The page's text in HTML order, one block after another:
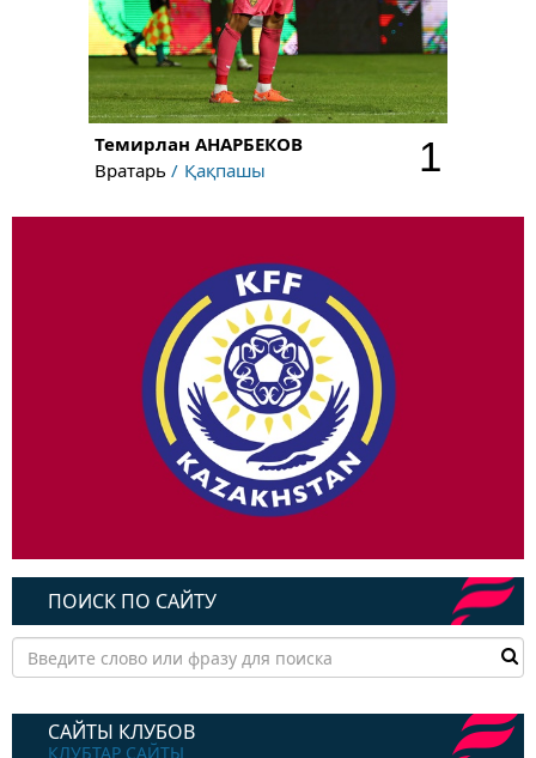
Темирлан АНАРБЕКОВ
Вратарь
Қақпашы 1
ПОИСК ПО САЙТУ
САЙТЫ КЛУБОВ
КЛУБТАР САЙТЫ